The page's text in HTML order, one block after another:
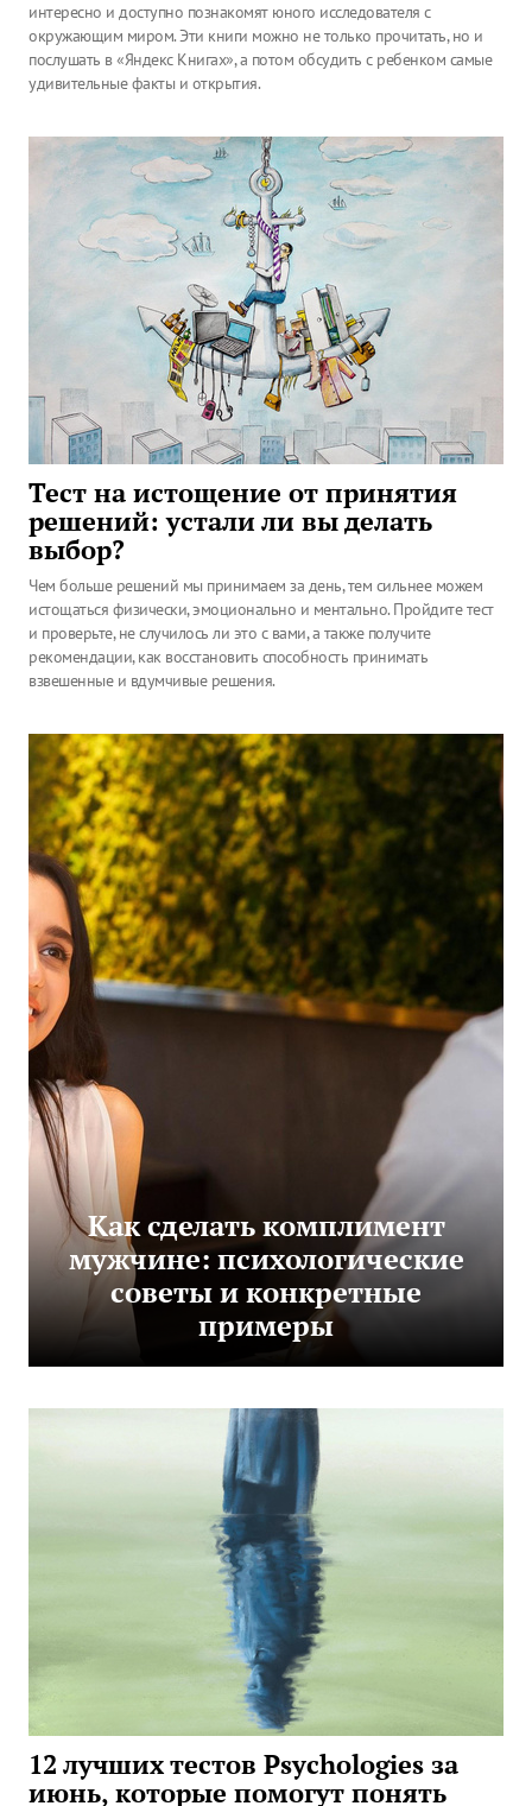
интересно и доступно познакомят юного исследователя с
окружающим миром. Эти книги можно не только прочитать, но и
послушать в «Яндекс Книгах», а потом обсудить с ребенком самые
удивительные факты и открытия.
Тест на истощение от принятия
решений: устали ли вы делать
выбор?
Чем больше решений мы принимаем за день, тем сильнее можем
истощаться физически, эмоционально и ментально. Пройдите тест
и проверьте, не случилось ли это с вами, а также получите
рекомендации, как восстановить способность принимать
взвешенные и вдумчивые решения.
Как сделать комплимент
мужчине: психологические
советы и конкретные
примеры
12 лучших тестов Psychologies за
июнь, которые помогут понять